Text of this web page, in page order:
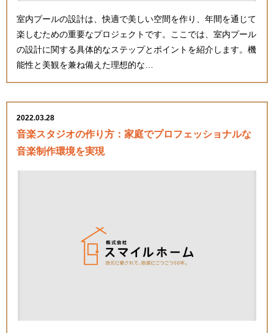
室内プールの設計は、快適で美しい空間を作り、年間を通じて
楽しむための重要なプロジェクトです。ここでは、室内プール
の設計に関する具体的なステップとポイントを紹介します。機
能性と美観を兼ね備えた理想的な…
2022.03.28
音楽スタジオの作り方：家庭でプロフェッショナルな
音楽制作環境を実現